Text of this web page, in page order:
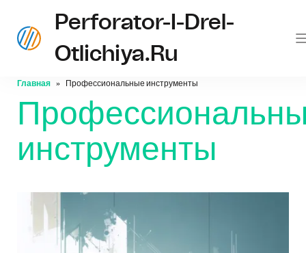
Perforator-I-Drel-
Otlichiya.ru
Главная Профессиональные инструменты
инструменты